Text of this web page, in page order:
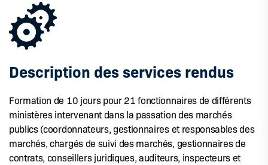
Description des services rendus
Formation de 10 jours pour 21 fonctionnaires de différents
ministères intervenant dans la passation des marchés
publics (coordonnateurs, gestionnaires et responsables des
marchés, chargés de suivi des marchés, gestionnaires de
contrats, conseillers juridiques, auditeurs, inspecteurs et